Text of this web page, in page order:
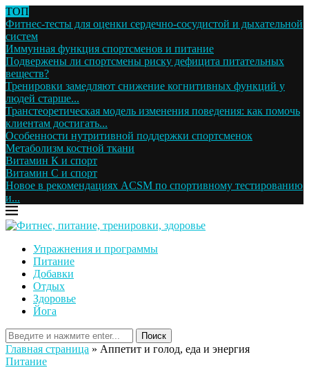
ТОП
Фитнес-тесты для оценки сердечно-сосудистой и дыхательной
систем
Иммунная функция спортсменов и питание
Подвержены ли спортсмены риску дефицита питательных
веществ?
Тренировки замедляют снижение когнитивных функций у
людей старше...
Транстеоретическая модель изменения поведения: как помочь
клиентам достигать...
Особенности нутритивной поддержки спортсменок
Метаболизм костной ткани
Витамин К и спорт
Витамин С и спорт
Новое в рекомендациях ACSM по спортивному тестированию
и...
Упражнения и программы
Питание
Добавки
Отдых
Здоровье
Йога
Поиск
Главная страница » Аппетит и голод, еда и энергия
Питание